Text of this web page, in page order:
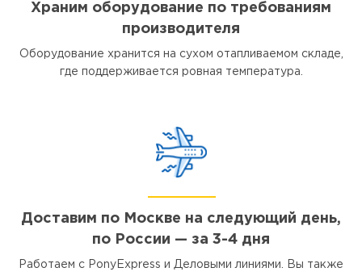
Храним оборудование по требованиям
производителя
Оборудование хранится на сухом отапливаемом складе,
где поддерживается ровная температура.
Доставим по Москве на следующий день,
по России — за 3-4 дня
Работаем с PonyExpress и Деловыми линиями. Вы также